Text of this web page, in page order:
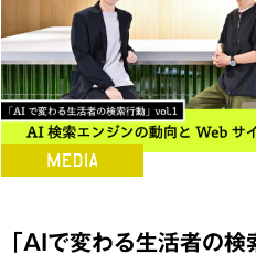
「AIで変わる生活者の検